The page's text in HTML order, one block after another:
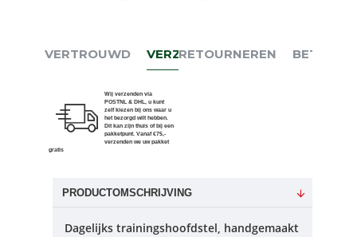
VERTROUWD VERZENDEN
Wij verzenden via
POSTNL & DHL, u kunt
zelf kiezen bij ons waar u
het bezorgd wilt hebben.
Dit kan zijn thuis of bij een
pakketpunt. Vanaf €75,-
verzenden we uw pakket
gratis
RETOURNEREN BETALEN
PRODUCTOMSCHRIJVING
Dagelijks trainingshoofdstel, handgemaakt